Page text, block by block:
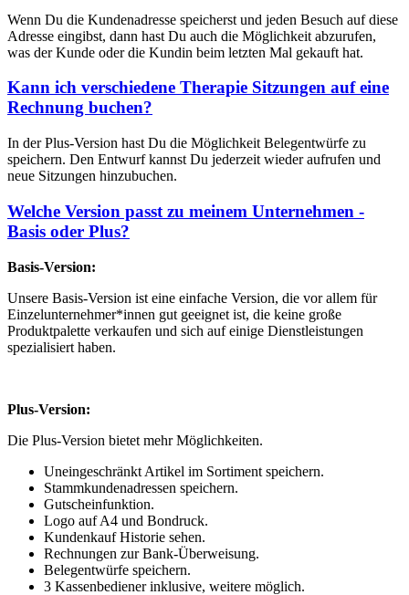
Wenn Du die Kundenadresse speicherst und jeden Besuch auf diese
Adresse eingibst, dann hast Du auch die Möglichkeit abzurufen,
was der Kunde oder die Kundin beim letzten Mal gekauft hat.
Kann ich verschiedene Therapie Sitzungen auf eine
Rechnung buchen?
In der Plus-Version hast Du die Möglichkeit Belegentwürfe zu
speichern. Den Entwurf kannst Du jederzeit wieder aufrufen und
neue Sitzungen hinzubuchen.
Welche Version passt zu meinem Unternehmen -
Basis oder Plus?
Basis-Version:
Unsere Basis-Version ist eine einfache Version, die vor allem für
Einzelunternehmer*innen gut geeignet ist, die keine große
Produktpalette verkaufen und sich auf einige Dienstleistungen
spezialisiert haben.
Plus-Version:
Die Plus-Version bietet mehr Möglichkeiten.
Uneingeschränkt Artikel im Sortiment speichern.
Stammkundenadressen speichern.
Gutscheinfunktion.
Logo auf A4 und Bondruck.
Kundenkauf Historie sehen.
Rechnungen zur Bank-Überweisung.
Belegentwürfe speichern.
3 Kassenbediener inklusive, weitere möglich.